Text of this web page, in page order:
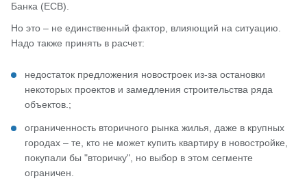
Банка (ECB).
Но это – не единственный фактор, влияющий на ситуацию.
Надо также принять в расчет:
недостаток предложения новостроек из-за остановки
некоторых проектов и замедления строительства ряда
объектов.;
ограниченность вторичного рынка жилья, даже в крупных
городах – те, кто не может купить квартиру в новостройке,
покупали бы "вторичку", но выбор в этом сегменте
ограничен.